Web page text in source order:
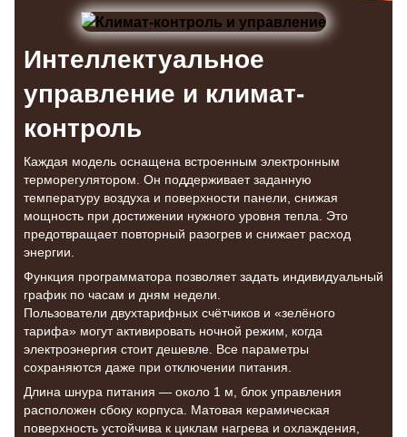
Интеллектуальное
управление и климат-
контроль
Каждая модель оснащена встроенным электронным
терморегулятором. Он поддерживает заданную
температуру воздуха и поверхности панели, снижая
мощность при достижении нужного уровня тепла. Это
предотвращает повторный разогрев и снижает расход
энергии.
Функция программатора позволяет задать индивидуальный
график по часам и дням недели.
Пользователи двухтарифных счётчиков и «зелёного
тарифа» могут активировать ночной режим, когда
электроэнергия стоит дешевле. Все параметры
сохраняются даже при отключении питания.
Длина шнура питания — около 1 м, блок управления
расположен сбоку корпуса. Матовая керамическая
поверхность устойчива к циклам нагрева и охлаждения,